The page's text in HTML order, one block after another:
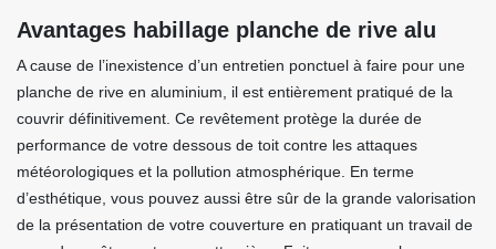
Avantages habillage planche de rive alu
A cause de l’inexistence d’un entretien ponctuel à faire pour une
planche de rive en aluminium, il est entièrement pratiqué de la
couvrir définitivement. Ce revêtement protège la durée de
performance de votre dessous de toit contre les attaques
météorologiques et la pollution atmosphérique. En terme
d’esthétique, vous pouvez aussi être sûr de la grande valorisation
de la présentation de votre couverture en pratiquant un travail de